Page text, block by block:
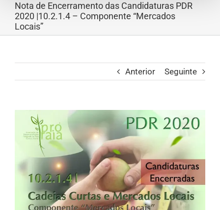
Nota de Encerramento das Candidaturas PDR
2020 |10.2.1.4 – Componente “Mercados
Locais”
Anterior Seguinte
View
Larger
Image